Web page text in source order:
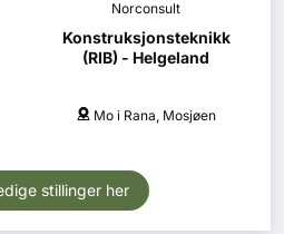
Norconsult
Konstruksjonsteknikk
(RIB) - Helgeland
Mo i Rana, Mosjøen
stillinger her